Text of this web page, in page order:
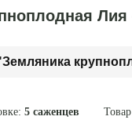
Лия
5 саженцев